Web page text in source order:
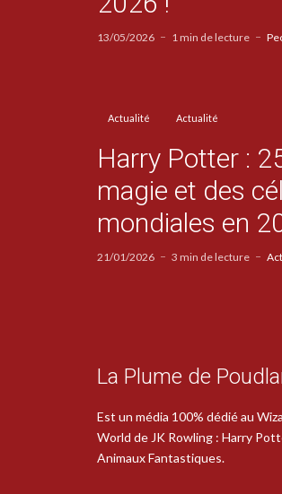
13/05/2026 1 min de lecture
Actualité Actualité
Harry Potter :
magie et des
mondiales en
21/01/2026 3 min de lecture
La Plume de
Est un média 100% dédié au
World de JK Rowling : Harry
Animaux Fantastiques.